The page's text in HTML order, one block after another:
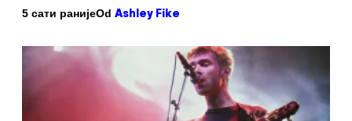
5 сати ранијеOd Ashley Fike